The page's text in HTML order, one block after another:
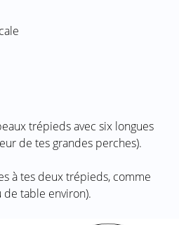
trépieds avec six longues
de tes grandes perches).
à tes deux trépieds, comme
de table environ).